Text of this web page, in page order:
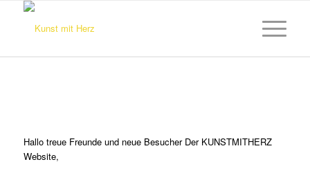
Hallo treue Freunde und neue Besucher Der KUNSTMITHERZ
Website,